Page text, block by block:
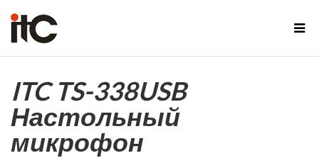
ITC TS-338USB
Настольный
микрофон